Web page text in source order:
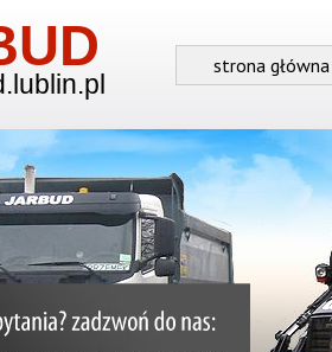
strona główna